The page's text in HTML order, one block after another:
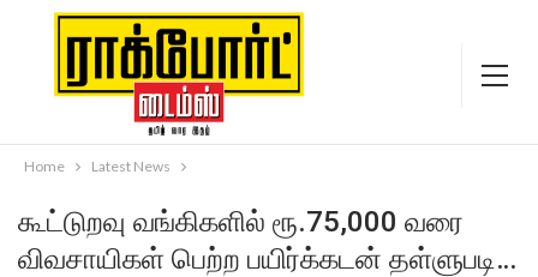
Home Latest News
கூட்டுறவு வங்கிகளில் ரூ.75,000 வரை
விவசாயிகள் பெற்ற பயிர்க்கடன் தள்ளுபடி…